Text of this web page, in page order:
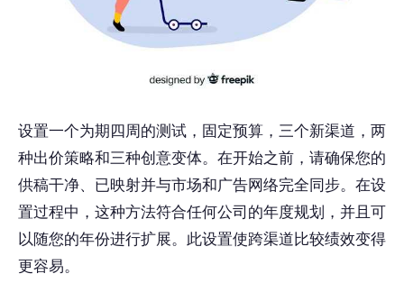
设置一个为期四周的测试，固定预算，三个新渠道，两
种出价策略和三种创意变体。在开始之前，请确保您的
供稿干净、已映射并与市场和广告网络完全同步。在设
置过程中，这种方法符合任何公司的年度规划，并且可
以随您的年份进行扩展。此设置使跨渠道比较绩效变得
更容易。